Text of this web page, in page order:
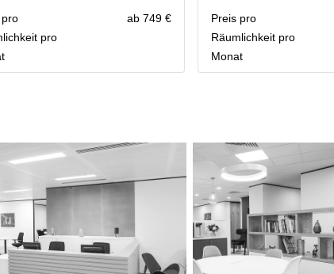
pro
pro
ab 749 €
Preis pro
Räumlichkeit pro
Monat